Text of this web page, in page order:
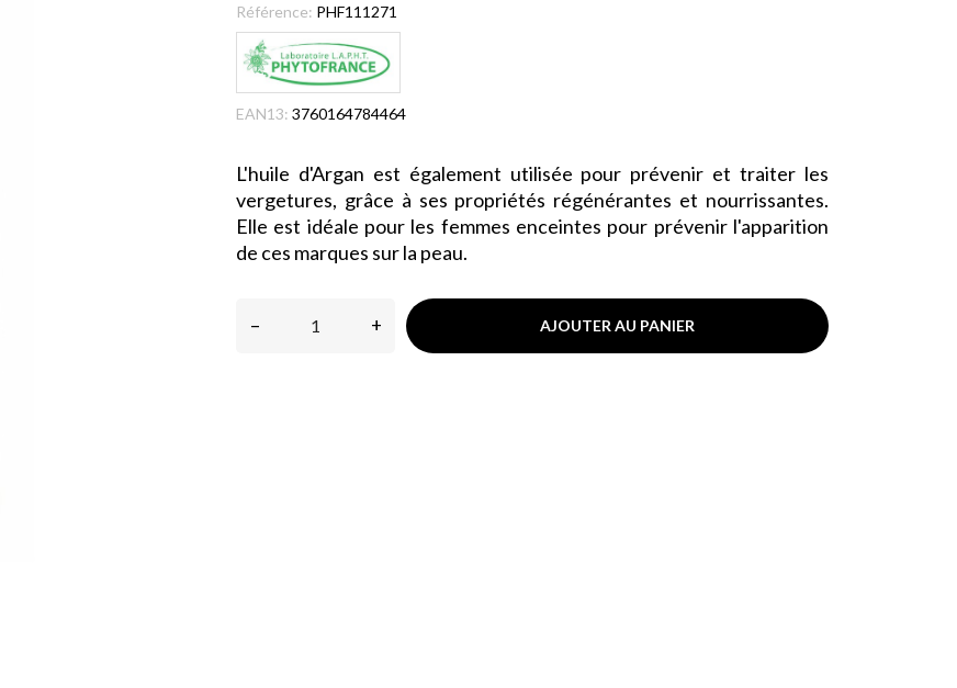
Référence: PHF111271
EAN13: 3760164784464
L'huile d'Argan est également utilisée pour prévenir et traiter les
vergetures, grâce à ses propriétés régénérantes et nourrissantes.
Elle est idéale pour les femmes enceintes pour prévenir l'apparition
de ces marques sur la peau.
– + AJOUTER AU PANIER